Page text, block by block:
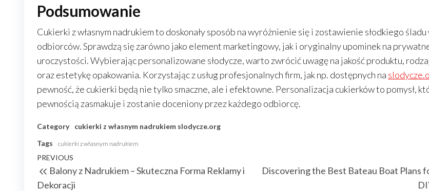
Podsumowanie
Cukierki z własnym nadrukiem to doskonały sposób na wyróżnienie się i zostawienie słodkiego śladu
odbiorców. Sprawdzą się zarówno jako element marketingowy, jak i oryginalny upominek na
uroczystości. Wybierając personalizowane słodycze, warto zwrócić uwagę na jakość produktu,
oraz estetykę opakowania. Korzystając z usług profesjonalnych firm, jak np. dostępnych na
pewność, że cukierki będą nie tylko smaczne, ale i efektowne. Personalizacja cukierków to pomysł,
pewnością zasmakuje i zostanie doceniony przez każdego odbiorcę.
Category cukierki z własnym nadrukiem slodycze.org
Tags
cukierki z własnym nadrukiem
Nawigacja
wpisu
Previous
Post
PREVIOUS
Balony z Nadrukiem – Skuteczna Forma Reklamy i
Dekoracji
Discovering the Best Bateau Boat Plans